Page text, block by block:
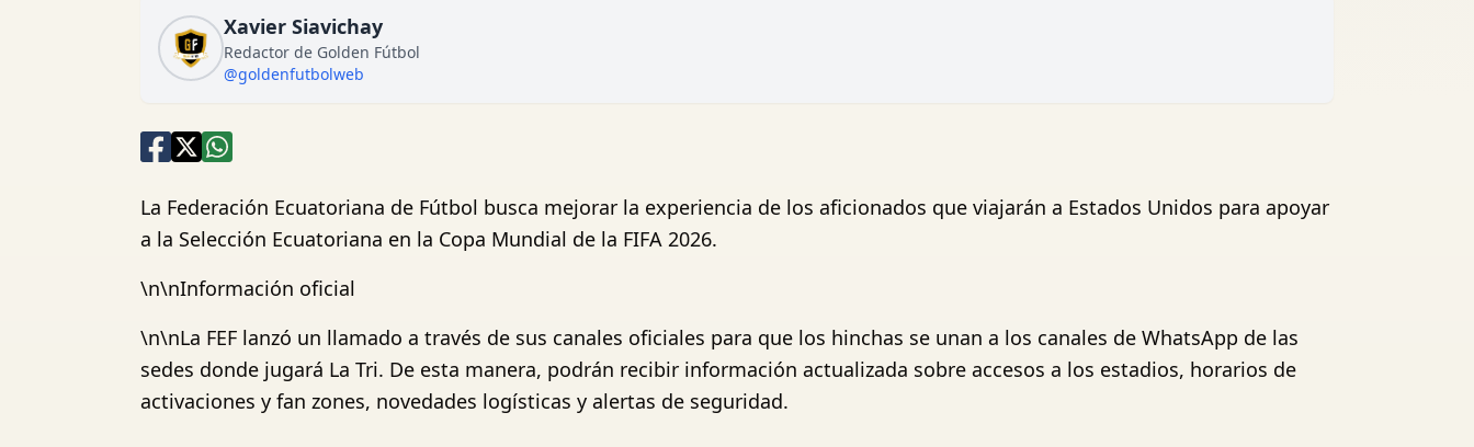
Xavier Siavichay
Redactor de Golden Fútbol
@goldenfutbolweb
La Federación Ecuatoriana de Fútbol busca mejorar la experiencia de los aficionados que viajarán a Estados Unidos para apoyar
a la Selección Ecuatoriana en la Copa Mundial de la FIFA 2026.
\n\nInformación oficial
\n\nLa FEF lanzó un llamado a través de sus canales oficiales para que los hinchas se unan a los canales de WhatsApp de las
sedes donde jugará La Tri. De esta manera, podrán recibir información actualizada sobre accesos a los estadios, horarios de
activaciones y fan zones, novedades logísticas y alertas de seguridad.